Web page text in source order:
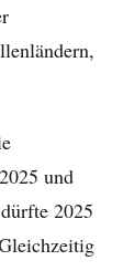
und
2025